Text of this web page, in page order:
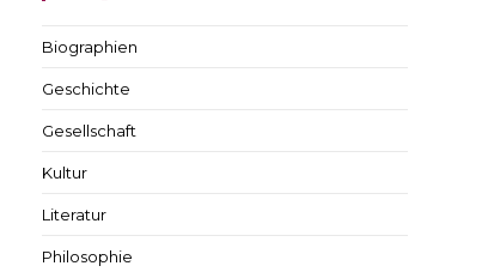
Biographien
Geschichte
Gesellschaft
Kultur
Literatur
Philosophie